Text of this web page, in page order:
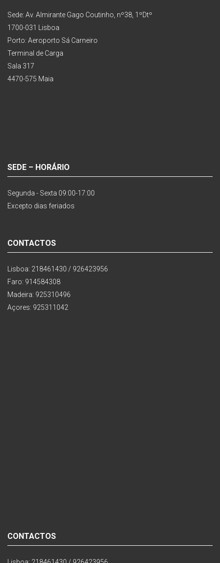
Sede: Av. Almirante Gago Coutinho, nº38, 1ºDtº
1700-031 Lisboa
Porto: Aeroporto Sá Carneiro
Terminal de Carga
Sala 317
4470-575 Maia
SEDE – HORÁRIO
Segunda - Sexta 09:00-17:00
Excepto dias feriados
CONTACTOS
Lisboa: 218461430 / 926423956
Faro: 914584308
Madeira: 925310496
Açores: 925311042
CONTACTOS